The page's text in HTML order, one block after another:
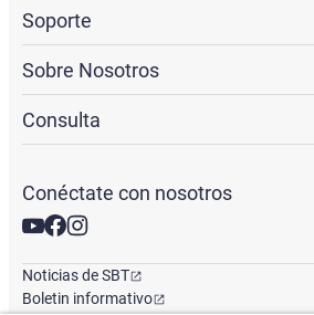
Soporte
Sobre Nosotros
Consulta
Conéctate con nosotros
Noticias de SBT
Boletin informativo